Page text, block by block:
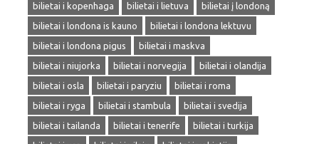
bilietai i kopenhaga
bilietai i lietuva
bilietai į londoną
bilietai i londona is kauno
bilietai i londona lektuvu
bilietai i londona pigus
bilietai i maskva
bilietai i niujorka
bilietai i norvegija
bilietai i olandija
bilietai i osla
bilietai i paryziu
bilietai i roma
bilietai i ryga
bilietai i stambula
bilietai i svedija
bilietai i tailanda
bilietai i tenerife
bilietai i turkija